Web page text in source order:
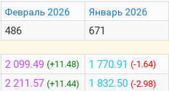
Февраль 2026
486
2 099.49 (+11.48)
2 211.57 (+11.44)
Январь 2026
671
1 770.91 (-1.64)
1 832.50 (-2.98)